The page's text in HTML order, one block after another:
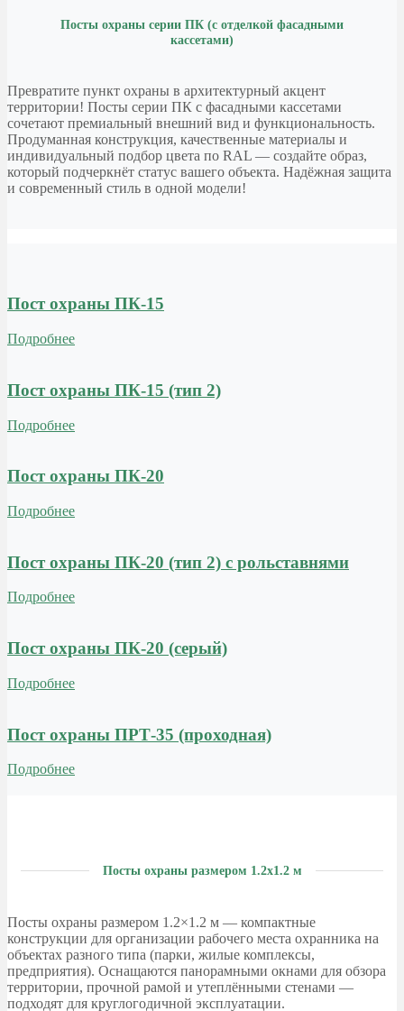
Посты охраны серии ПК (с отделкой фасадными
кассетами)
Превратите пункт охраны в архитектурный акцент
территории! Посты серии ПК с фасадными кассетами
сочетают премиальный внешний вид и функциональность.
Продуманная конструкция, качественные материалы и
индивидуальный подбор цвета по RAL — создайте образ,
который подчеркнёт статус вашего объекта. Надёжная защита
и современный стиль в одной модели!
Пост охраны ПК-15
Подробнее
Пост охраны ПК-15 (тип 2)
Подробнее
Пост охраны ПК-20
Подробнее
Пост охраны ПК-20 (тип 2) с рольставнями
Подробнее
Пост охраны ПК-20 (серый)
Подробнее
Пост охраны ПРТ-35 (проходная)
Подробнее
Посты охраны размером 1.2х1.2 м
Посты охраны размером 1.2×1.2 м — компактные
конструкции для организации рабочего места охранника на
объектах разного типа (парки, жилые комплексы,
предприятия). Оснащаются панорамными окнами для обзора
территории, прочной рамой и утеплёнными стенами —
подходят для круглогодичной эксплуатации.